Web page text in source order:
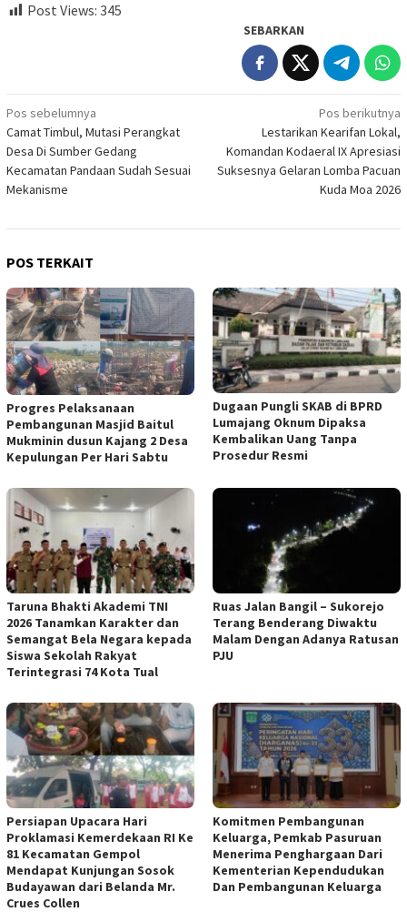
Post Views: 345
SEBARKAN
Navigasi
pos
Pos sebelumnya
Camat Timbul, Mutasi Perangkat
Desa Di Sumber Gedang
Kecamatan Pandaan Sudah Sesuai
Mekanisme
Pos berikutnya
Lestarikan Kearifan Lokal,
Komandan Kodaeral IX Apresiasi
Suksesnya Gelaran Lomba Pacuan
Kuda Moa 2026
POS TERKAIT
Progres Pelaksanaan
Pembangunan Masjid Baitul
Mukminin dusun Kajang 2 Desa
Kepulungan Per Hari Sabtu
Dugaan Pungli SKAB di BPRD
Lumajang Oknum Dipaksa
Kembalikan Uang Tanpa
Prosedur Resmi
Taruna Bhakti Akademi TNI
2026 Tanamkan Karakter dan
Semangat Bela Negara kepada
Siswa Sekolah Rakyat
Terintegrasi 74 Kota Tual
Ruas Jalan Bangil – Sukorejo
Terang Benderang Diwaktu
Malam Dengan Adanya Ratusan
PJU
Persiapan Upacara Hari
Proklamasi Kemerdekaan RI Ke
81 Kecamatan Gempol
Mendapat Kunjungan Sosok
Budayawan dari Belanda Mr.
Crues Collen
Komitmen Pembangunan
Keluarga, Pemkab Pasuruan
Menerima Penghargaan Dari
Kementerian Kependudukan
Dan Pembangunan Keluarga